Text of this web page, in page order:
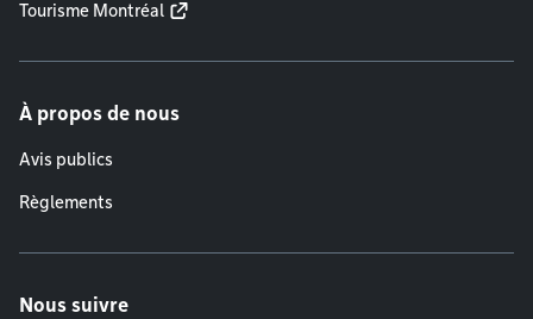
Tourisme Montréal
À propos de nous
Avis publics
Règlements
Nous suivre